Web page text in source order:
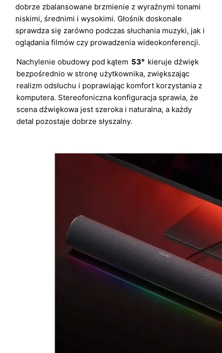
dobrze zbalansowane brzmienie z wyraźnymi tonami
niskimi, średnimi i wysokimi. Głośnik doskonale
sprawdza się zarówno podczas słuchania muzyki, jak i
oglądania filmów czy prowadzenia wideokonferencji.
Nachylenie obudowy pod kątem 53° kieruje dźwięk
bezpośrednio w stronę użytkownika, zwiększając
realizm odsłuchu i poprawiając komfort korzystania z
komputera. Stereofoniczna konfiguracja sprawia, że
scena dźwiękowa jest szeroka i naturalna, a każdy
detal pozostaje dobrze słyszalny.